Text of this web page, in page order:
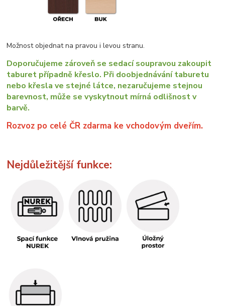
Možnost objednat na pravou i levou stranu.
Doporučujeme zároveň se sedací soupravou zakoupit
taburet případně křeslo. Při doobjednávání taburetu
nebo křesla ve stejné látce, nezaručujeme stejnou
barevnost, může se vyskytnout mírná odlišnost v
barvě.
Rozvoz po celé ČR zdarma ke vchodovým dveřím.
Nejdůležitější funkce: